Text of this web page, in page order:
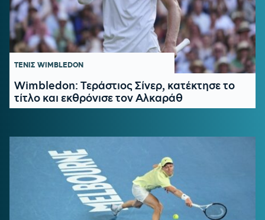
ΤΕΝΙΣ WIMBLEDON
Wimbledon: Τεράστιος Σίνερ, κατέκτησε το
τίτλο και εκθρόνισε τον Αλκαράθ